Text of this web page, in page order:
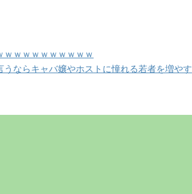
ｗｗｗｗｗｗｗｗｗｗ
ならキャバ嬢やホストに憧れる若者を増やす